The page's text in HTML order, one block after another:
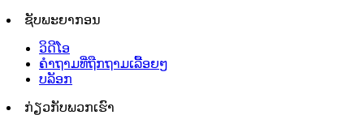
ຊັບພະຍາກອນ
ວິດີໂອ
ຄຳຖາມທີ່ຖືກຖາມເລື້ອຍໆ
ບລັອກ
ກ່ຽວກັບພວກເຮົາ